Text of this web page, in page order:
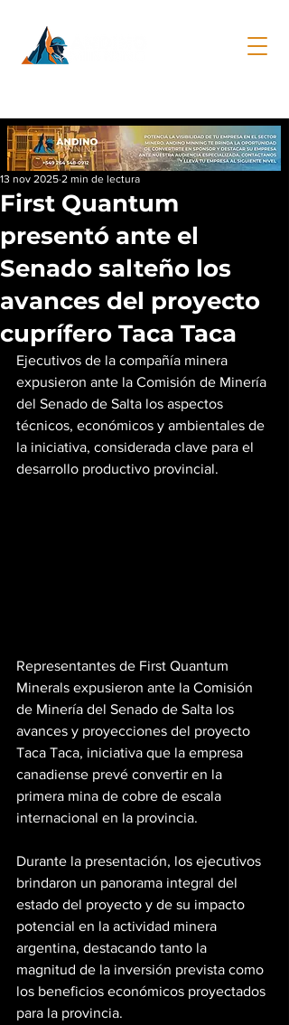
First Quantum
presentó ante el
Senado salteño los
avances del proyecto
cuprífero Taca Taca
13 nov 2025 2 min de lectura
Ejecutivos de la compañía minera
expusieron ante la Comisión de Minería
del Senado de Salta los aspectos
técnicos, económicos y ambientales de
la iniciativa, considerada clave para el
desarrollo productivo provincial.
Representantes de First Quantum
Minerals expusieron ante la Comisión
de Minería del Senado de Salta los
avances y proyecciones del proyecto
Taca Taca, iniciativa que la empresa
canadiense prevé convertir en la
primera mina de cobre de escala
internacional en la provincia.
Durante la presentación, los ejecutivos
brindaron un panorama integral del
estado del proyecto y de su impacto
potencial en la actividad minera
argentina, destacando tanto la
magnitud de la inversión prevista como
los beneficios económicos proyectados
para la provincia.